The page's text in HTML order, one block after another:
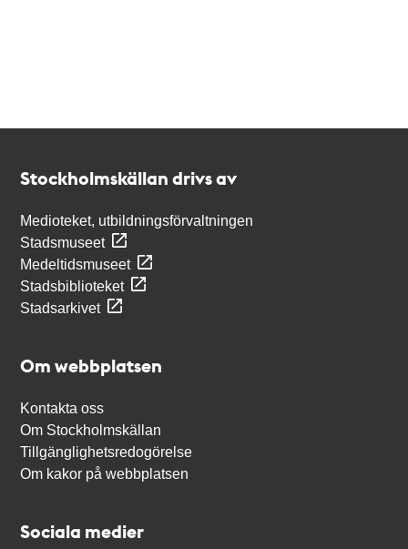
Stockholmskällan drivs av
Medioteket, utbildningsförvaltningen
Stadsmuseet
Medeltidsmuseet
Stadsbiblioteket
Stadsarkivet
Om webbplatsen
Kontakta oss
Om Stockholmskällan
Tillgänglighetsredogörelse
Om kakor på webbplatsen
Sociala medier